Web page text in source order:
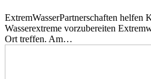
ExtremWasserPartnerschaften helfen
Wasserextreme vorzubereiten
Ort treffen. Am…